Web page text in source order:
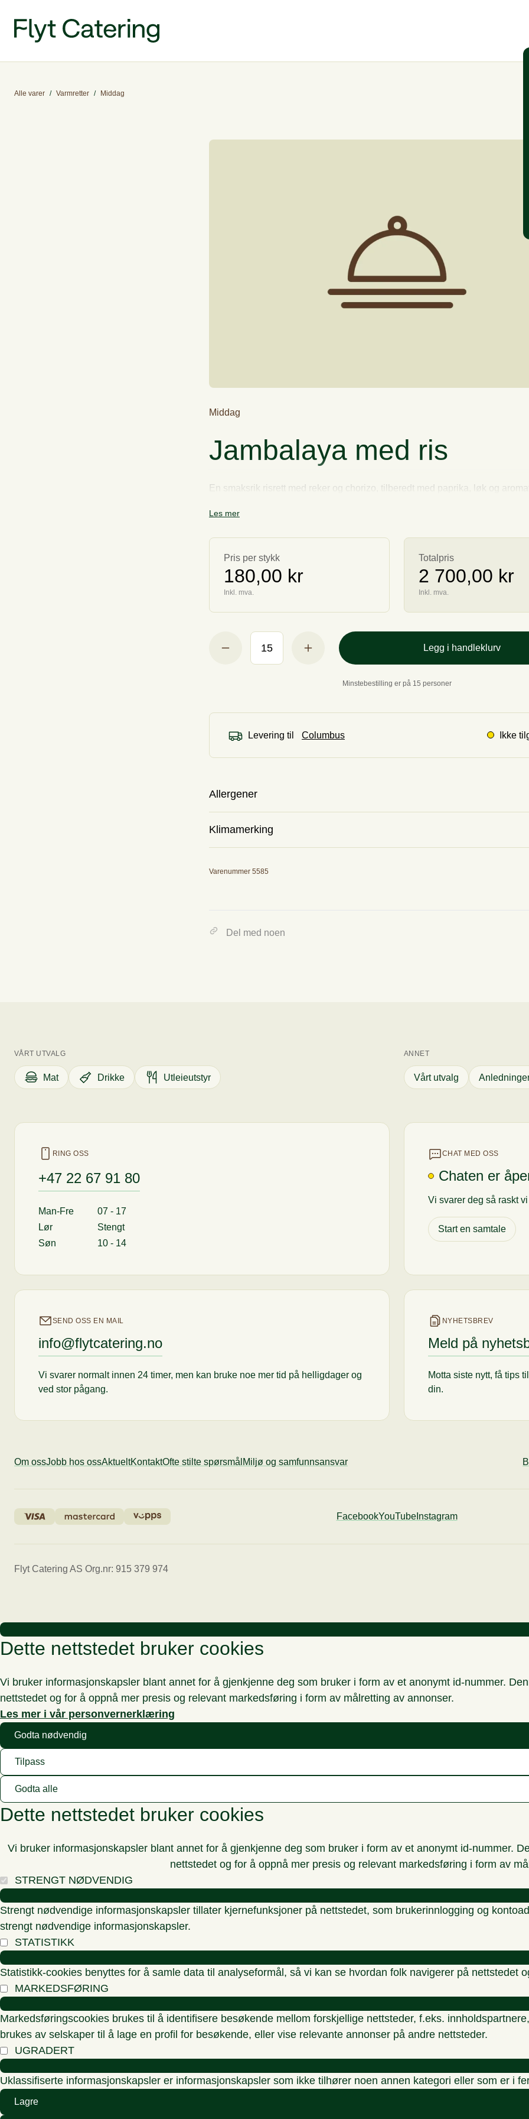
Alle varer / Varmretter / Middag
Middag
Jambalaya med ris
En smaksrik risrett med reker og chorizo, tilberedt med paprika, løk og
Les mer
Pris per stykk
180,00 kr
Inkl. mva.
Totalpris
2 700,00 kr
Inkl. mva.
Legg i handleklurv
Minstebestilling er på 15 personer
Levering til Ikke
Allergener
Melk.
Klimamerking
Tallet viser omtrent hvor mye CO2 varene tilsvarer, og hvilke utslippskategorier varene er i.
Varenummer 5585
Del med noen
VÅRT UTVALG
Mat Drikke Utleieutstyr
ANNET
Vårt utvalg
RING OSS
+47 22 67 91 80
Man-Fre
07 - 17
Lør
Stengt
Søn
10 - 14
CHAT MED OSS
Chaten er
Vi svarer deg så raskt
Start en samtale
SEND OSS EN MAIL
info@flytcatering.no
Vi svarer normalt innen 24 timer, men kan bruke noe mer tid på helligdager og
ved stor pågang.
NYHETSBREV
Meld på
Motta siste nytt, få tips
din.
Om ossJobb hos ossAktueltKontaktOfte stilte spørsmål Miljø og samfunnsansvar
FacebookYouTubeInstagram
Flyt Catering AS Org.nr: 915 379 974
Dette nettstedet bruker cookies
Vi bruker informasjonskapsler blant annet for å gjenkjenne deg som bruker i form av et anonymt id-nummer.
nettstedet og for å oppnå mer presis og relevant markedsføring i form av målretting av annonser.
Les mer i vår personvernerklæring
Godta nødvendig
Tilpass
Godta alle
Dette nettstedet bruker cookies
Vi bruker informasjonskapsler blant annet for å gjenkjenne deg som bruker i form av et anonymt id-nummer.
nettstedet og for å oppnå mer presis og relevant markedsføring i form av
STRENGT NØDVENDIG
Strengt nødvendige informasjonskapsler tillater kjernefunksjoner på nettstedet, som brukerinnlogging og
strengt nødvendige informasjonskapsler.
STATISTIKK
Statistikk-cookies benyttes for å samle data til analyseformål, så vi kan se hvordan folk navigerer på nettstedet
MARKEDSFØRING
Markedsføringscookies brukes til å identifisere besøkende mellom forskjellige nettsteder, f.eks.
brukes av selskaper til å lage en profil for besøkende, eller vise relevante annonser på andre nettsteder.
UGRADERT
Uklassifiserte informasjonskapsler er informasjonskapsler som ikke tilhører noen annen kategori eller som er i
Lagre